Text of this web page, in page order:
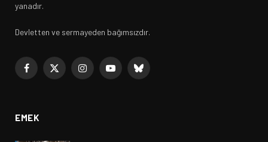
yanadır.
Devletten ve sermayeden bağımsızdır.
Facebook
X
InstagramYouTubeBluesky
EMEK